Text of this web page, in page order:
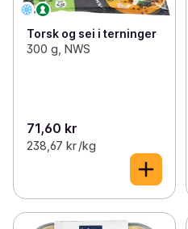
Torsk og sei i terninger
300 g, NWS
71,60 kr
238,67 kr /kg